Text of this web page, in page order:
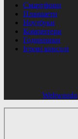
Смартфони
Планшети
Ноутбуки
Компютери
Годинники
Ігрові консолі
Webwoodo